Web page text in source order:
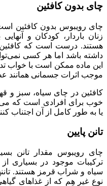
چای بدون کافئین
چای رویبوس بدون کافئین
زنان باردار، کودکان و
هستند. درست است که
داشته باشد اما هر کسی
این ماده ممکن است با خواب
موجب اثرات جسمانی
کافئین در چای سیاه، سبز و
خوب برای افرادی است که
یا به طور کامل از آن اجتناب
تانن پایین
چای رویبوس مقدار تانن
ترکیبات موجود در بسیاری
سیاه و شراب قرمز هستند.
نوع غیر هِم که از غذاهای